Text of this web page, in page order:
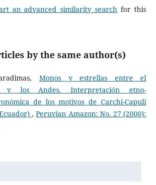
an advanced similarity search for this
by the same author(s)
Monos y estrellas entre el
y los Andes. Interpretación etno-
de los motivos de Carchí-Capulí
,Peruvian Amazon: No. 27 (2000):